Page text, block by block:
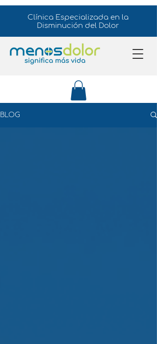
Clínica Especializada en la
Disminución del Dolor
BLOG